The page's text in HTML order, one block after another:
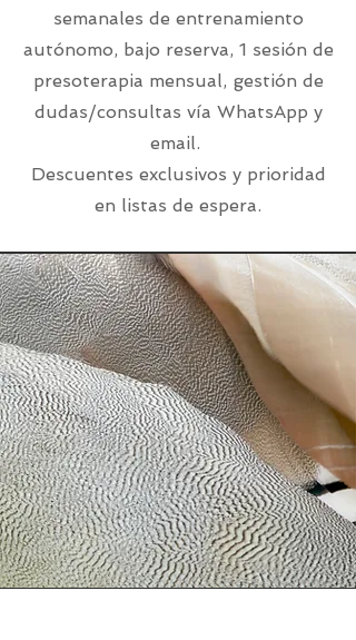
semanales de entrenamiento
autónomo, bajo reserva, 1 sesión de
presoterapia mensual, gestión de
dudas/consultas vía WhatsApp y
email.
Descuentes exclusivos y prioridad
en listas de espera.